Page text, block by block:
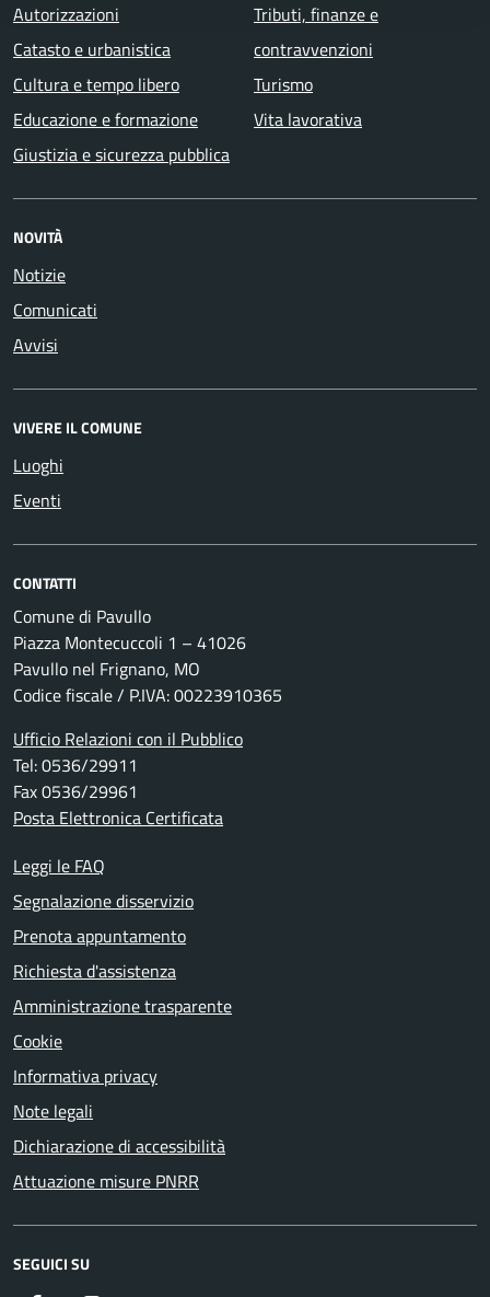
Autorizzazioni
Catasto e urbanistica
Cultura e tempo libero
Educazione e formazione
Giustizia e sicurezza pubblica
Tributi, finanze e
contravvenzioni
Turismo
Vita lavorativa
NOVITÀ
Notizie
Comunicati
Avvisi
VIVERE IL COMUNE
Luoghi
Eventi
CONTATTI
Comune di Pavullo
Piazza Montecuccoli 1 – 41026
Pavullo nel Frignano, MO
Codice fiscale / P.IVA: 00223910365
Ufficio Relazioni con il Pubblico
Tel: 0536/29911
Fax 0536/29961
Posta Elettronica Certificata
Leggi le FAQ
Segnalazione disservizio
Prenota appuntamento
Richiesta d'assistenza
Amministrazione trasparente
Cookie
Informativa privacy
Note legali
Dichiarazione di accessibilità
Attuazione misure PNRR
SEGUICI SU